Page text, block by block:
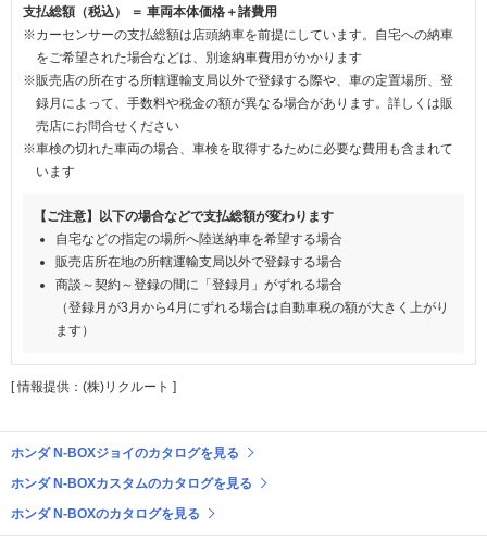
支払総額（税込） ＝ 車両本体価格＋諸費用
※カーセンサーの支払総額は店頭納車を前提にしています。自宅への納車
をご希望された場合などは、別途納車費用がかかります
※販売店の所在する所轄運輸支局以外で登録する際や、車の定置場所、登
録月によって、手数料や税金の額が異なる場合があります。詳しくは販
売店にお問合せください
※車検の切れた車両の場合、車検を取得するために必要な費用も含まれて
います
【ご注意】以下の場合などで支払総額が変わります
自宅などの指定の場所へ陸送納車を希望する場合
販売店所在地の所轄運輸支局以外で登録する場合
商談～契約～登録の間に「登録月」がずれる場合
（登録月が3月から4月にずれる場合は自動車税の額が大きく上がり
ます）
[ 情報提供：(株)リクルート ]
ホンダ N-BOXジョイのカタログを見る
ホンダ N-BOXカスタムのカタログを見る
ホンダ N-BOXのカタログを見る